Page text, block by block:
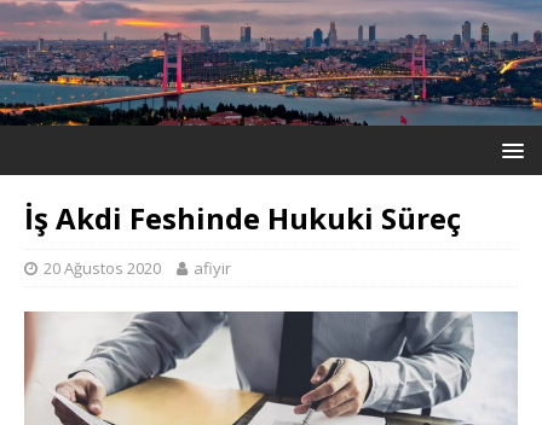
İş Akdi Feshinde Hukuki Süreç
20 Ağustos 2020 afiyir